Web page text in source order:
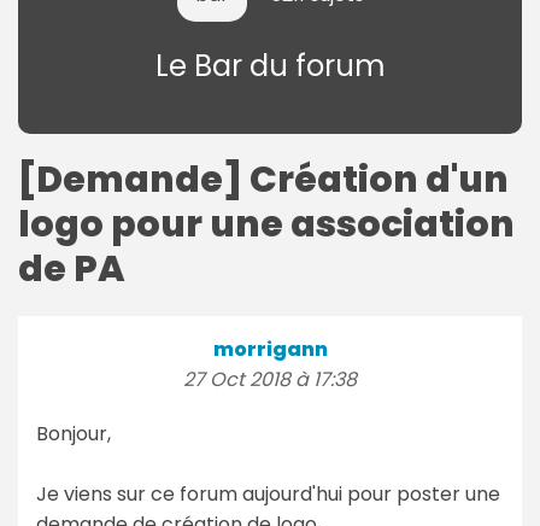
Le Bar du forum
[Demande] Création d'un
logo pour une association
de PA
morrigann
27 Oct 2018 à 17:38
Bonjour,
Je viens sur ce forum aujourd'hui pour poster une